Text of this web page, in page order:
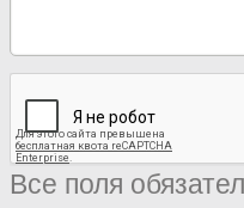
Все поля